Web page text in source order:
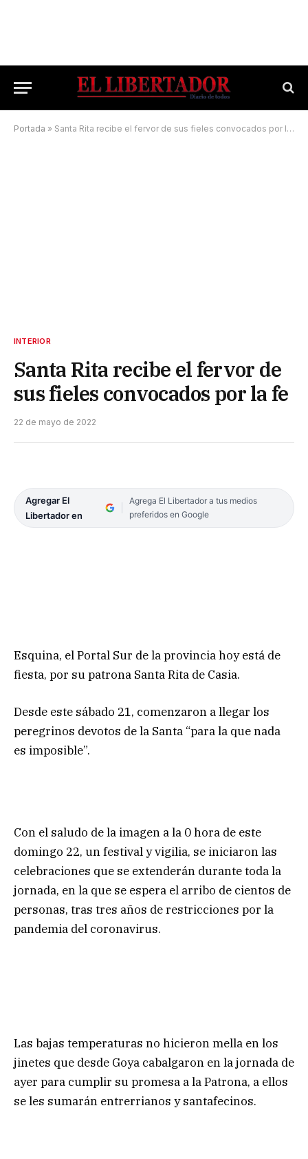
Portada » Santa Rita recibe el fervor de sus fieles convocados por la fe
INTERIOR
Santa Rita recibe el fervor de
sus fieles convocados por la fe
22 de mayo de 2022
Agregar El
Libertador en
Agrega El Libertador a tus medios
preferidos en Google
Esquina, el Portal Sur de la provincia hoy está de
fiesta, por su patrona Santa Rita de Casia.
Desde este sábado 21, comenzaron a llegar los
peregrinos devotos de la Santa “para la que nada
es imposible”.
Con el saludo de la imagen a la 0 hora de este
domingo 22, un festival y vigilia, se iniciaron las
celebraciones que se extenderán durante toda la
jornada, en la que se espera el arribo de cientos de
personas, tras tres años de restricciones por la
pandemia del coronavirus.
Las bajas temperaturas no hicieron mella en los
jinetes que desde Goya cabalgaron en la jornada de
ayer para cumplir su promesa a la Patrona, a ellos
se les sumarán entrerrianos y santafecinos.